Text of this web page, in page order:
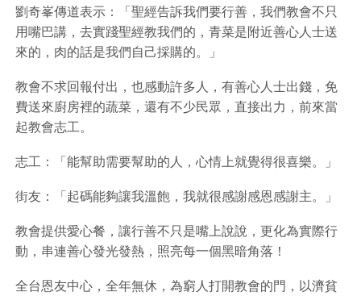
劉奇峯傳道表示：「聖經告訴我們要行善，我們教會不只
用嘴巴講，去實踐聖經教我們的，青菜是附近善心人士送
來的，肉的話是我們自己採購的。」
教會不求回報付出，也感動許多人，有善心人士出錢，免
費送來廚房裡的蔬菜，還有不少民眾，直接出力，前來當
起教會志工。
志工：「能幫助需要幫助的人，心情上就覺得很喜樂。」
街友：「起碼能夠讓我溫飽，我就很感謝感恩感謝主。」
教會提供愛心餐，讓行善不只是嘴上說說，更化為實際行
動，串連善心發光發熱，照亮每一個黑暗角落！
全台恩友中心，全年無休，為窮人打開教會的門，以濟貧